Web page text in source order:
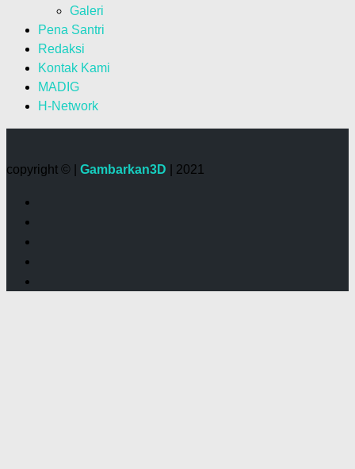
Galeri
Pena Santri
Redaksi
Kontak Kami
MADIG
H-Network
copyright © | Gambarkan3D | 2021